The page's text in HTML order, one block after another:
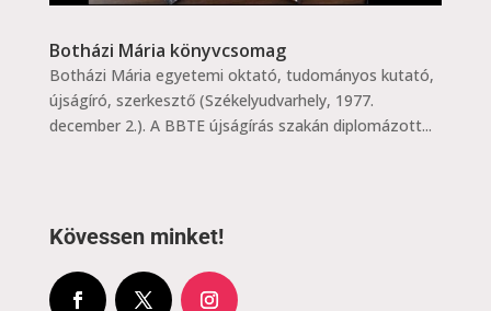
Botházi Mária könyvcsomag
Botházi Mária egyetemi oktató, tudományos kutató,
újságíró, szerkesztő (Székelyudvarhely, 1977.
december 2.). A BBTE újságírás szakán diplomázott...
Kövessen minket!